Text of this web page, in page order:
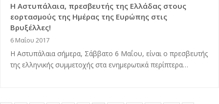
Η Αστυπάλαια, πρεσβευτής της Ελλάδας στους
εορτασμούς της Ημέρας της Ευρώπης στις
Βρυξέλλες!
6 Μαΐου 2017
Η Αστυπάλαια σήμερα, Σάββατο 6 Μαΐου, είναι ο πρεσβευτής
της ελληνικής συμμετοχής στα ενημερωτικά περίπτερα…